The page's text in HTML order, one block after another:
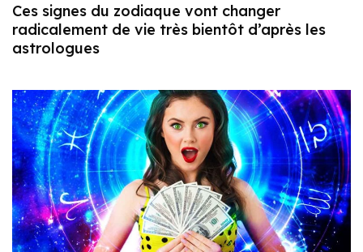
Ces signes du zodiaque vont changer
radicalement de vie très bientôt d’après les
astrologues